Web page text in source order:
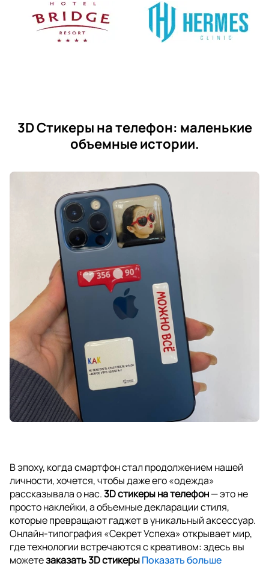
3D Стикеры на телефон: маленькие
объемные истории.
В эпоху, когда смартфон стал продолжением нашей
личности, хочется, чтобы даже его «одежда»
рассказывала о нас.3D стикеры на телефон— это не
просто наклейки, а объемные декларации стиля,
которые превращают гаджет в уникальный аксессуар.
Онлайн-типография «Секрет Успеха» открывает мир,
где технологии встречаются с креативом: здесь вы
можетезаказать 3D стикерыПоказать больше